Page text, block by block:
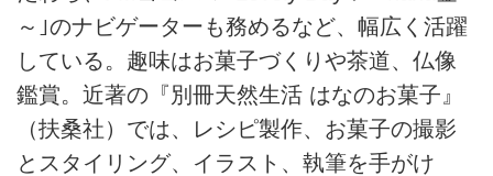
～｣のナビゲーターも務めるなど、幅広く活躍
している。趣味はお菓子づくりや茶道、仏像
鑑賞。近著の『別冊天然生活 はなのお菓子』
（扶桑社）では、レシピ製作、お菓子の撮影
とスタイリング、イラスト、執筆を手がけ